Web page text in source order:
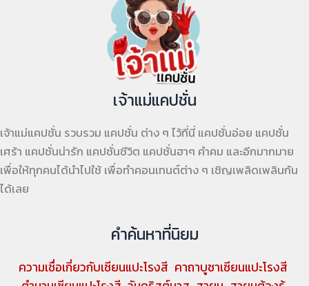
เจ้าแม่แคปชั่น
เจ้าแม่แคปชั่น รวบรวม แคปชั่น ต่าง ๆ ไว้ที่นี่ แคปชั่นอ่อย แคปชั่น
เศร้า แคปชั่นน่ารัก แคปชั่นชีวิต แคปชั่นฮาๆ คำคม และอีกมากมาย
เพื่อให้ทุกคนได้นำไปใช้ เพื่อทำคอนเทนต์ต่าง ๆ เชิญเพลิดเพลินกัน
ได้เลย
คำค้นหาที่นิยม
ความเชื่อเกี่ยวกับเซียนแปะโรงสี คาถาบูชาเซียนแปะโรงสี